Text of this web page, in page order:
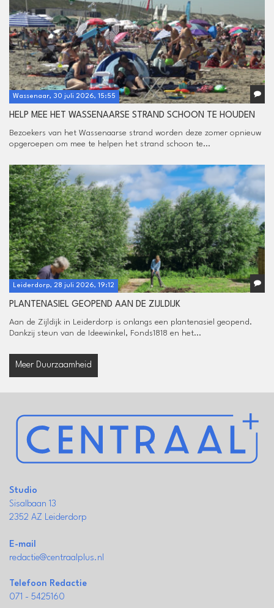
Wassenaar, 30 juli 2026, 15:55
HELP MEE HET WASSENAARSE STRAND SCHOON TE HOUDEN
Bezoekers van het Wassenaarse strand worden deze zomer opnieuw
opgeroepen om mee te helpen het strand schoon te...
Leiderdorp, 28 juli 2026, 19:12
PLANTENASIEL GEOPEND AAN DE ZIJLDIJK
Aan de Zijldijk in Leiderdorp is onlangs een plantenasiel geopend.
Dankzij steun van de Ideewinkel, Fonds1818 en het...
Meer Duurzaamheid
Studio
Sisalbaan 13
2352 AZ Leiderdorp
E-mail
redactie@centraalplus.nl
Telefoon Redactie
071 - 5425160